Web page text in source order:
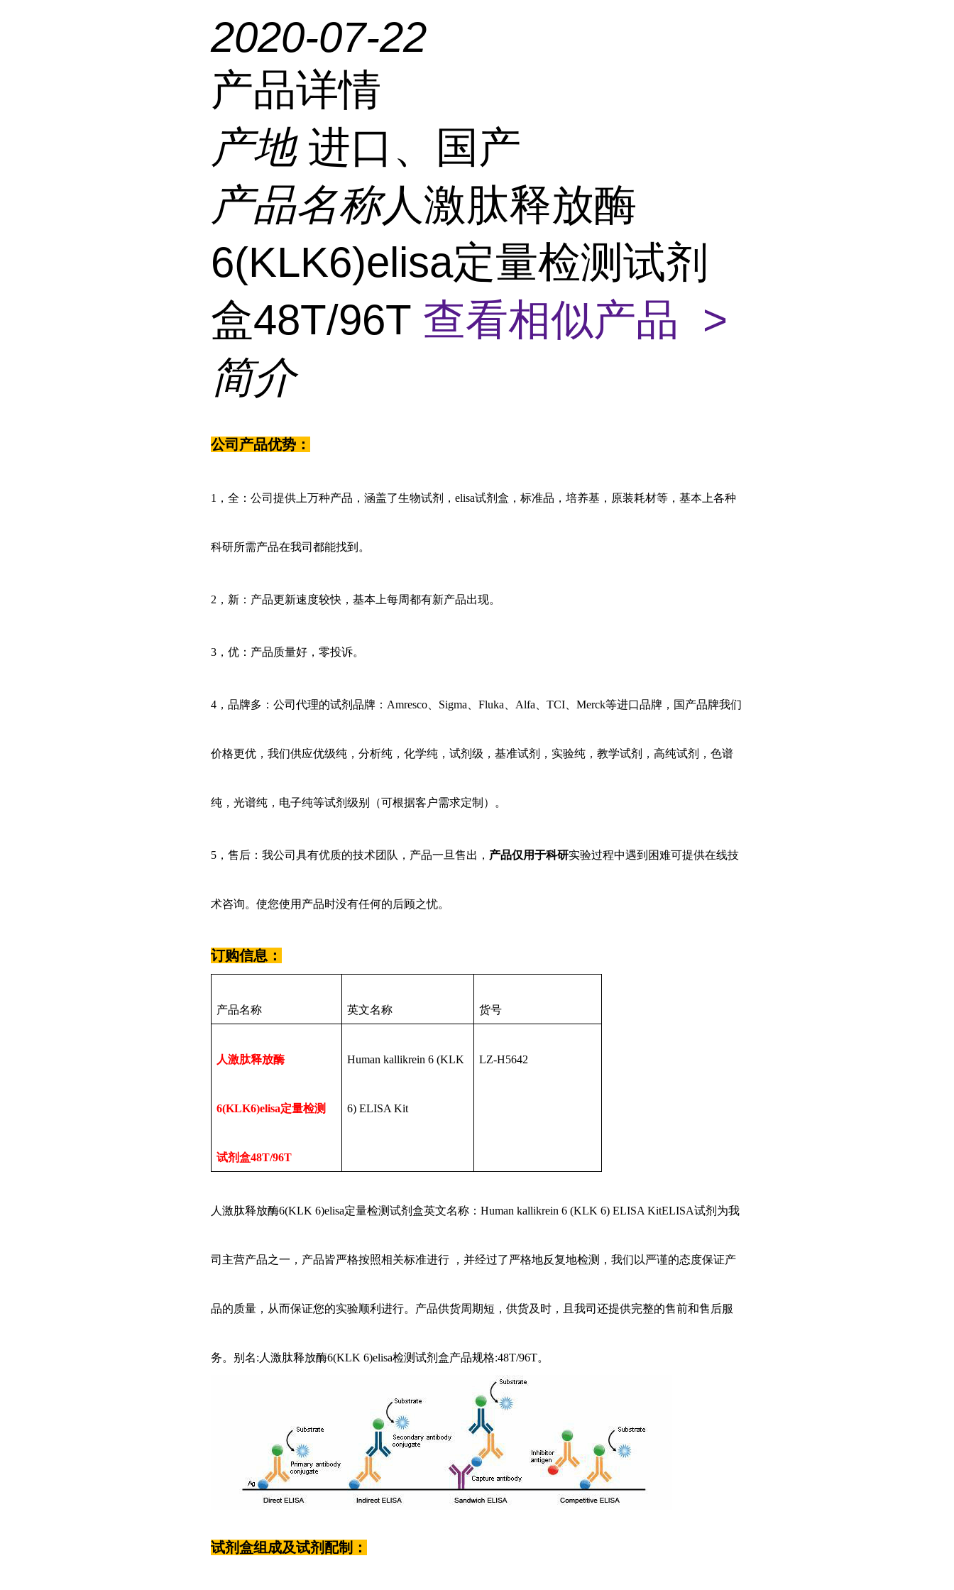
2020-07-22
产品详情
产地 进口、国产
产品名称人激肽释放酶
6(KLK6)elisa定量检测试剂
盒48T/96T 查看相似产品 >
简介
公司产品优势：
1，全：公司提供上万种产品，涵盖了生物试剂，elisa试剂盒，标准品，培养基，原装耗材等，基本上各种
科研所需产品在我司都能找到。
2，新：产品更新速度较快，基本上每周都有新产品出现。
3，优：产品质量好，零投诉。
4，品牌多：公司代理的试剂品牌：Amresco、Sigma、Fluka、Alfa、TCI、Merck等进口品牌，国产品牌我们
价格更优，我们供应优级纯，分析纯，化学纯，试剂级，基准试剂，实验纯，教学试剂，高纯试剂，色谱
纯，光谱纯，电子纯等试剂级别（可根据客户需求定制）。
5，售后：我公司具有优质的技术团队，产品一旦售出， 产品仅用于科研实验过程中遇到困难可提供在线技
术咨询。使您使用产品时没有任何的后顾之忧。
订购信息：
产品名称 英文名称 货号
人激肽释放酶
6(KLK6)elisa定量检测
试剂盒48T/96T
Human kallikrein 6 (KLK
6) ELISA Kit
LZ-H5642
人激肽释放酶6(KLK 6)elisa定量检测试剂盒英文名称：Human kallikrein 6 (KLK 6) ELISA KitELISA试剂为我
司主营产品之一，产品皆严格按照相关标准进行 ，并经过了严格地反复地检测，我们以严谨的态度保证产
品的质量，从而保证您的实验顺利进行。产品供货周期短，供货及时，且我司还提供完整的售前和售后服
务。别名:人激肽释放酶6(KLK 6)elisa检测试剂盒产品规格:48T/96T。
试剂盒组成及试剂配制：